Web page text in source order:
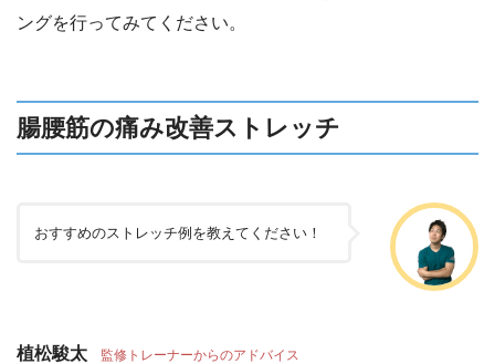
ングを行ってみてください。
腸腰筋の痛み改善ストレッチ
おすすめのストレッチ例を教えてください！
植松駿太 監修トレーナーからのアドバイス